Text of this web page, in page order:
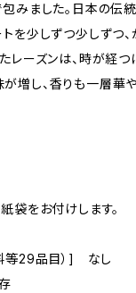
みました。日本の伝
を少しずつ少しずつ
レーズンは、時が経つ
増し、香りも一層華
をお付けします。
等29品目）] なし